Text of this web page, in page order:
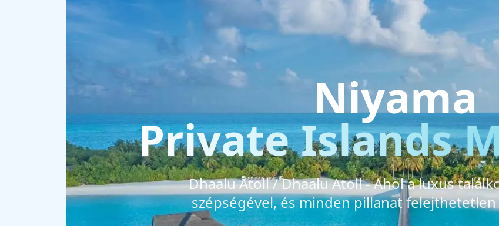
Niyama
Private Islands
Dhaalu Atoll / Dhaalu Atoll - Ahol a luxus
szépségével, és minden pillanat